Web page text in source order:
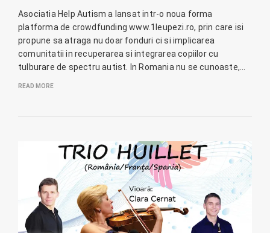
Asociatia Help Autism a lansat intr-o noua forma
platforma de crowdfunding www.1leupezi.ro, prin care isi
propune sa atraga nu doar fonduri ci si implicarea
comunitatii in recuperarea si integrarea copiilor cu
tulburare de spectru autist. In Romania nu se cunoaste,…
READ MORE